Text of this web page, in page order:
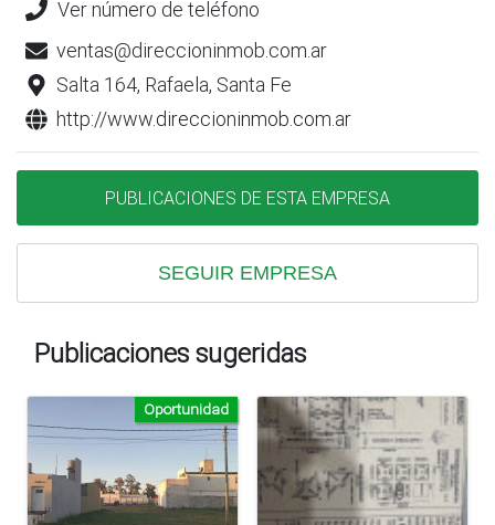
Ver número de teléfono
ventas@direccioninmob.com.ar
Salta 164, Rafaela, Santa Fe
http://www.direccioninmob.com.ar
PUBLICACIONES DE ESTA EMPRESA
SEGUIR EMPRESA
Publicaciones sugeridas
Oportunidad